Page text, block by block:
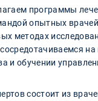
программы
опытных
методах
на
и обучении
состоит из